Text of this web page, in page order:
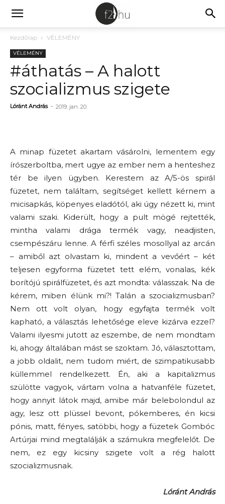
Kezdőlap VÉLEMÉNY
VÉLEMÉNY
#áthatás – A halott
szocializmus szigete
Lóránt András - 2019. jan. 20.
A minap füzetet akartam vásárolni, lementem egy
írószerboltba, mert ugye az ember nem a henteshez
tér be ilyen ügyben. Kerestem az A/5-ös spirál
füzetet, nem találtam, segítséget kellett kérnem a
micisapkás, köpenyes eladótól, aki úgy nézett ki, mint
valami szaki. Kiderült, hogy a pult mögé rejtették,
mintha valami drága termék vagy, neadjisten,
csempészáru lenne. A férfi széles mosollyal az arcán
– amiből azt olvastam ki, mindent a vevőért – két
teljesen egyforma füzetet tett elém, vonalas, kék
borítójú spirálfüzetet, és azt mondta: válasszak. Na de
kérem, miben élünk mi?! Talán a szocializmusban?
Nem ott volt olyan, hogy egyfajta termék volt
kapható, a választás lehetősége eleve kizárva ezzel?
Valami ilyesmi jutott az eszembe, de nem mondtam
ki, ahogy általában mást se szoktam. Jó, választottam,
a jobb oldalit, nem tudom miért, de szimpatikusabb
küllemmel rendelkezett. Én, aki a kapitalizmus
szülötte vagyok, vártam volna a hatvanféle füzetet,
hogy annyit látok majd, amibe már belebolondul az
agy, lesz ott plüssel bevont, pókemberes, én kicsi
pónis, matt, fényes, satöbbi, hogy a füzetek Gombóc
Artúrjai mind megtalálják a számukra megfelelőt. De
nem, ez egy kicsiny szigete volt a rég halott
szocializmusnak.
Lóránt András